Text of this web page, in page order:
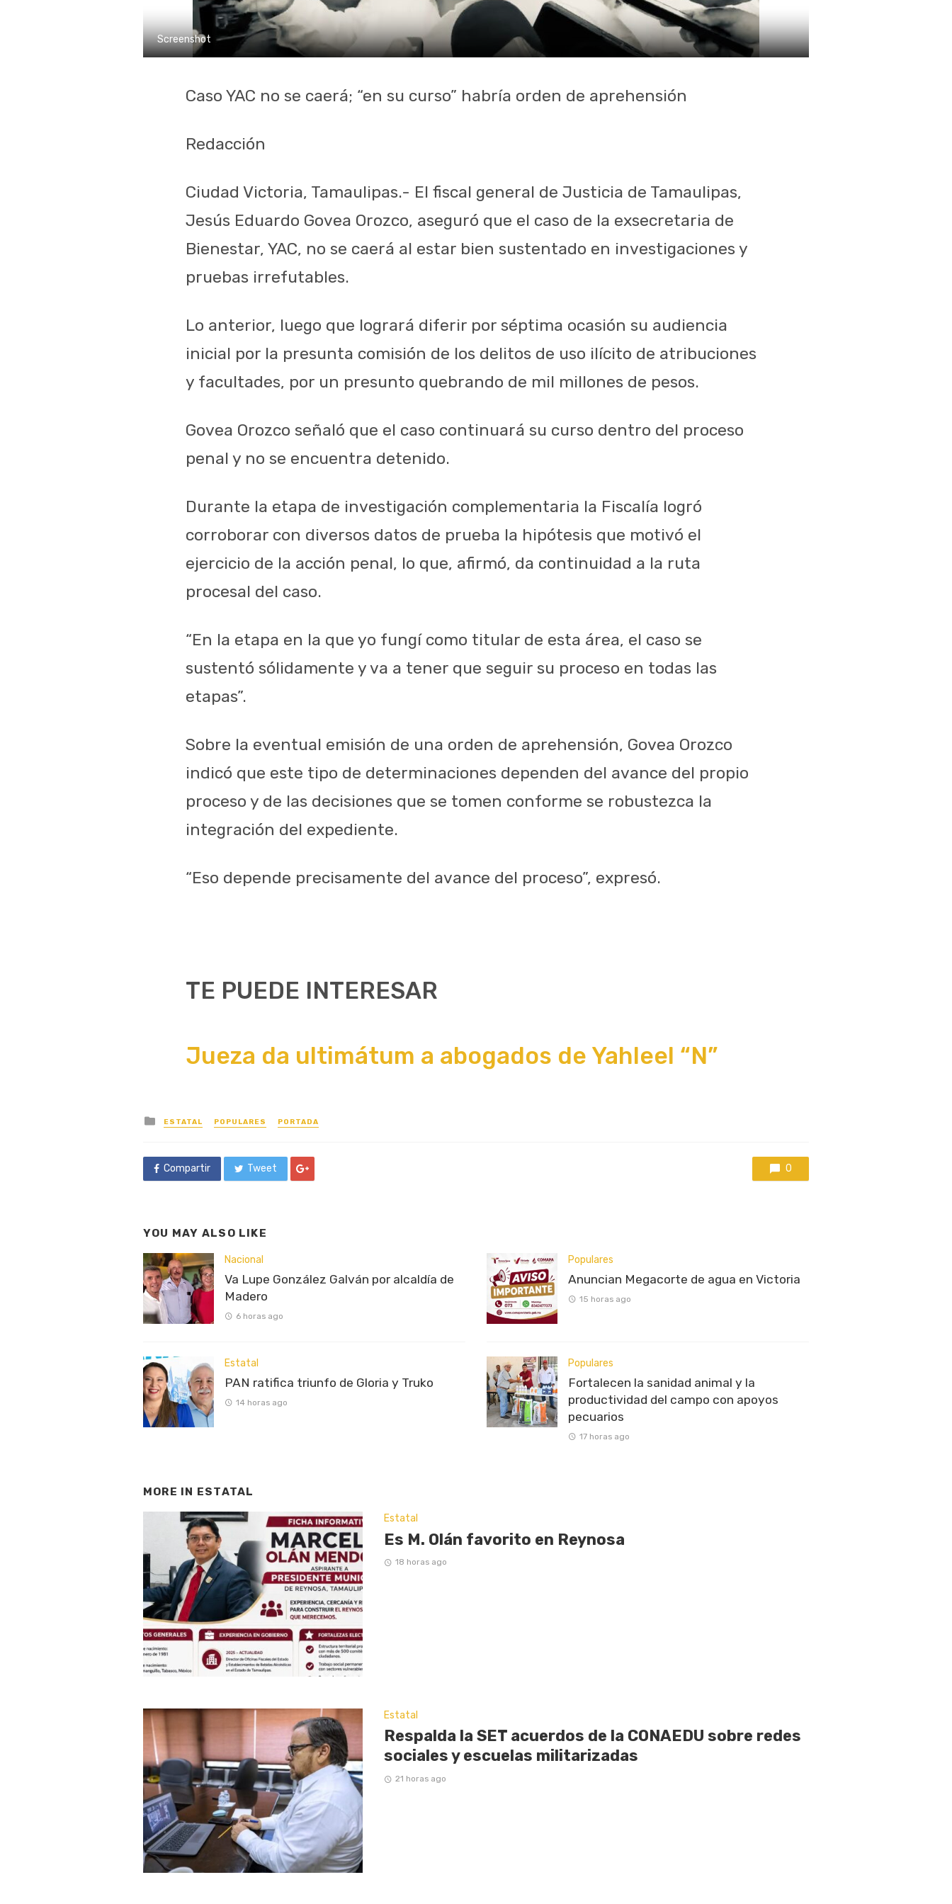
Screenshot
Caso YAC no se caerá; “en su curso” habría orden de aprehensión
Redacción
Ciudad Victoria, Tamaulipas.- El fiscal general de Justicia de Tamaulipas,
Jesús Eduardo Govea Orozco, aseguró que el caso de la exsecretaria de
Bienestar, YAC, no se caerá al estar bien sustentado en investigaciones y
pruebas irrefutables.
Lo anterior, luego que logrará diferir por séptima ocasión su audiencia
inicial por la presunta comisión de los delitos de uso ilícito de atribuciones
y facultades, por un presunto quebrando de mil millones de pesos.
Govea Orozco señaló que el caso continuará su curso dentro del proceso
penal y no se encuentra detenido.
Durante la etapa de investigación complementaria la Fiscalía logró
corroborar con diversos datos de prueba la hipótesis que motivó el
ejercicio de la acción penal, lo que, afirmó, da continuidad a la ruta
procesal del caso.
“En la etapa en la que yo fungí como titular de esta área, el caso se
sustentó sólidamente y va a tener que seguir su proceso en todas las
etapas”.
Sobre la eventual emisión de una orden de aprehensión, Govea Orozco
indicó que este tipo de determinaciones dependen del avance del propio
proceso y de las decisiones que se tomen conforme se robustezca la
integración del expediente.
“Eso depende precisamente del avance del proceso”, expresó.
TE PUEDE INTERESAR
Jueza da ultimátum a abogados de Yahleel “N”
Posted
in
ESTATAL POPULARES PORTADA
Compartir Tweet 0
YOU MAY ALSO LIKE
Nacional
Va Lupe González Galván por alcaldía de
Madero
6 horas ago
Estatal
PAN ratifica triunfo de Gloria y Truko
14 horas ago
Populares
Anuncian Megacorte de agua en Victoria
15 horas ago
Populares
Fortalecen la sanidad animal y la
productividad del campo con apoyos
pecuarios
17 horas ago
MORE IN ESTATAL
Estatal
Es M. Olán favorito en Reynosa
18 horas ago
Estatal
Respalda la SET acuerdos de la CONAEDU sobre redes
sociales y escuelas militarizadas
21 horas ago